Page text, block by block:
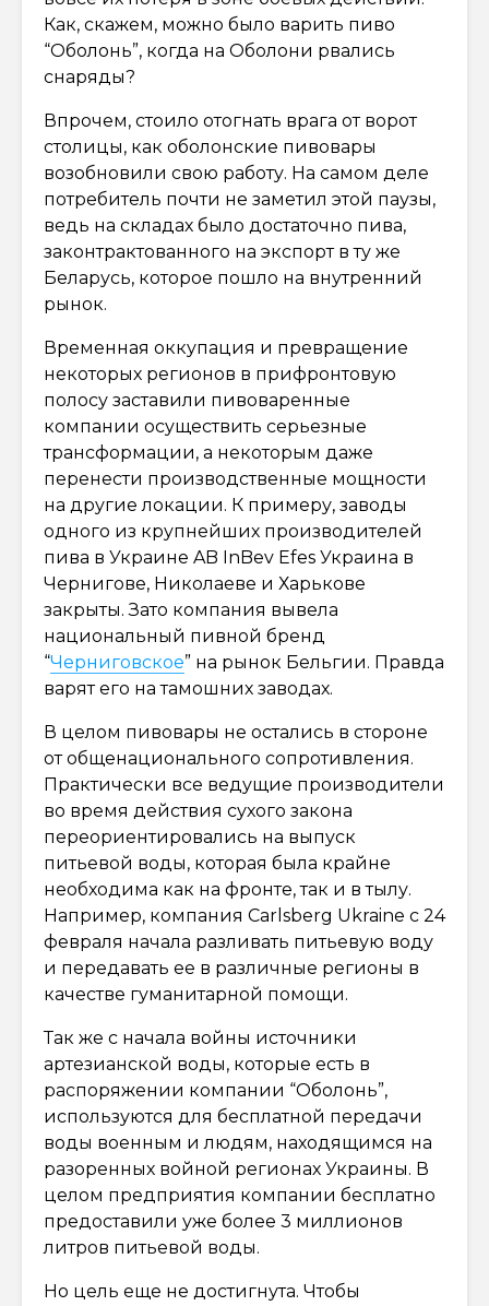
Как, скажем, можно было варить пиво
“Оболонь”, когда на Оболони рвались
снаряды?
Впрочем, стоило отогнать врага от ворот
столицы, как оболонские пивовары
возобновили свою работу. На самом деле
потребитель почти не заметил этой паузы,
ведь на складах было достаточно пива,
законтрактованного на экспорт в ту же
Беларусь, которое пошло на внутренний
рынок.
Временная оккупация и превращение
некоторых регионов в прифронтовую
полосу заставили пивоваренные
компании осуществить серьезные
трансформации, а некоторым даже
перенести производственные мощности
на другие локации. К примеру, заводы
одного из крупнейших производителей
пива в Украине AB InBev Efes Украина в
Чернигове, Николаеве и Харькове
закрыты. Зато компания вывела
национальный пивной бренд
“Черниговское” на рынок Бельгии. Правда
варят его на тамошних заводах.
В целом пивовары не остались в стороне
от общенационального сопротивления.
Практически все ведущие производители
во время действия сухого закона
переориентировались на выпуск
питьевой воды, которая была крайне
необходима как на фронте, так и в тылу.
Например, компания Carlsberg Ukraine с 24
февраля начала разливать питьевую воду
и передавать ее в различные регионы в
качестве гуманитарной помощи.
Так же с начала войны источники
артезианской воды, которые есть в
распоряжении компании “Оболонь”,
используются для бесплатной передачи
воды военным и людям, находящимся на
разоренных войной регионах Украины. В
целом предприятия компании бесплатно
предоставили уже более 3 миллионов
литров питьевой воды.
Но цель еще не достигнута. Чтобы